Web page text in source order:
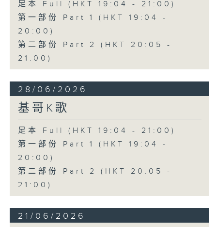
足本 Full (HKT 19:04 - 21:00)
第一部份 Part 1 (HKT 19:04 -
20:00)
第二部份 Part 2 (HKT 20:05 -
21:00)
28/06/2026
基哥K歌
足本 Full (HKT 19:04 - 21:00)
第一部份 Part 1 (HKT 19:04 -
20:00)
第二部份 Part 2 (HKT 20:05 -
21:00)
21/06/2026